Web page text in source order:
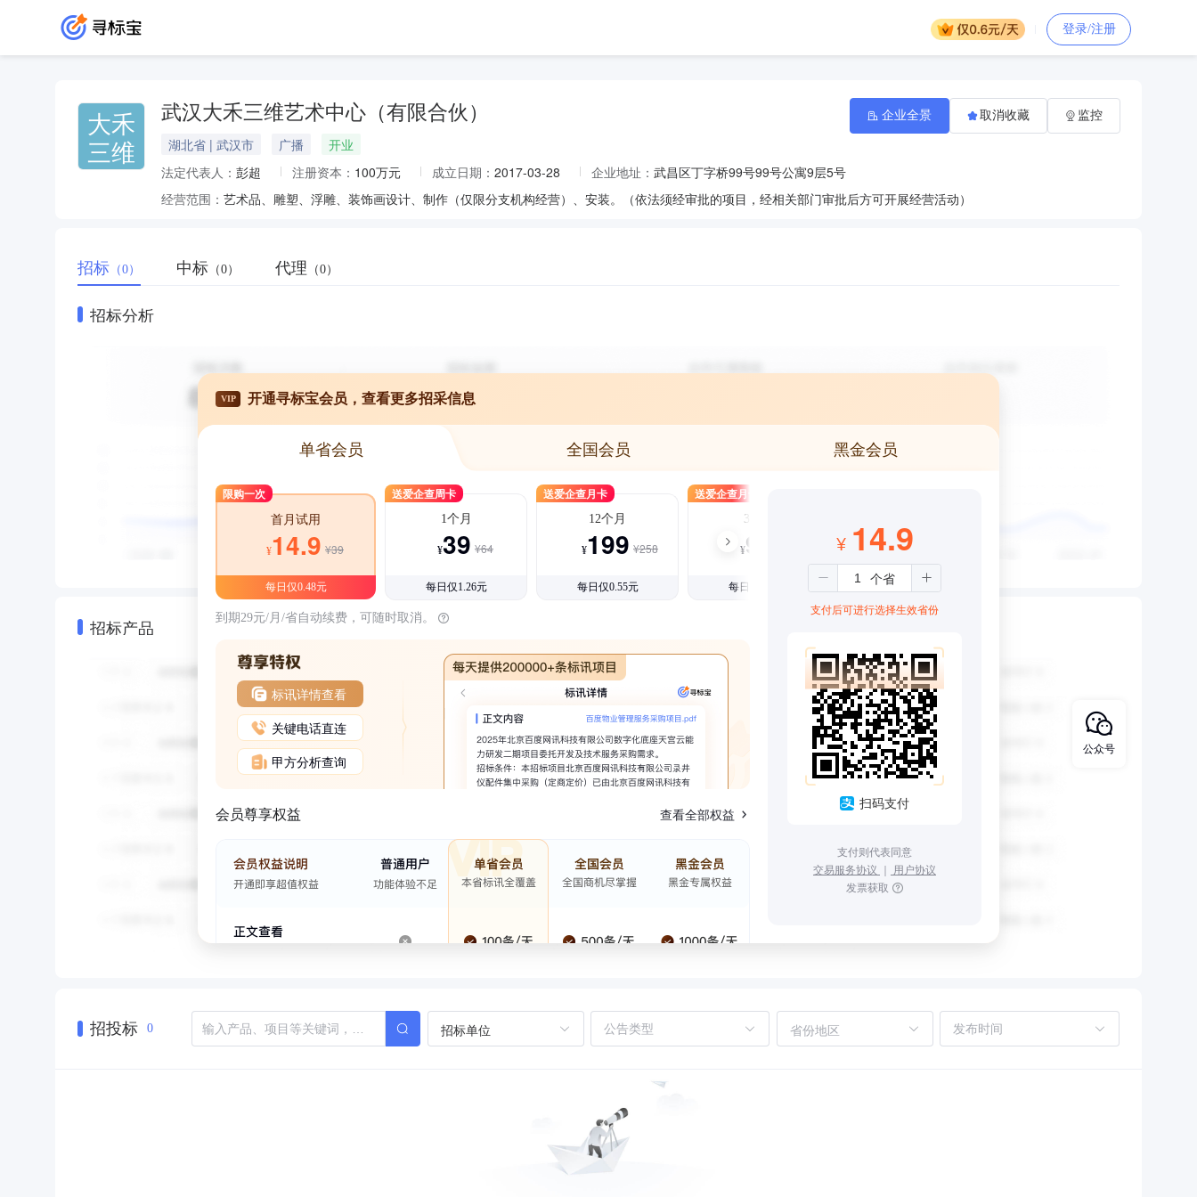
登录/注册
大禾
三维
武汉大禾三维艺术中心（有限合伙）
湖北省 | 武汉市 广播
开业
法定代表人： 彭超 注册资本： 100万元 成立日期： 2017-03-28 企业地址： 武昌区丁字桥99号99号公寓9层5号
经营范围： 艺术品、雕塑、浮雕、装饰画设计、制作（仅限分支机构经营）、安装。（依法须经审批的项目，经相关部门审批后方可开展经营活动）
企业全景 取消收藏 监控
招标 （0） 中标 （0） 代理 （0）
招标分析
招标产品
VIP 开通寻标宝会员，查看更多招采信息
单省会员 全国会员 黑金会员
限购一次
首月试用
¥14.9 ¥39
每日仅0.48元
送爱企查周卡
1个月
¥39 ¥64
每日仅1.26元
送爱企查月卡
12个月
¥199 ¥258
每日仅0.55元
送爱企查月卡
3个月
¥99
每日仅1.08元
到期29元/月/省自动续费，可随时取消。
标讯详情查看
关键电话直连
甲方分析查询
会员尊享权益 查看全部权益
¥ 14.9
支付后可进行选择生效省份
扫码支付
支付则代表同意
交易服务协议 ｜ 用户协议
发票获取
招投标 0 招标单位 省份地区
公众号